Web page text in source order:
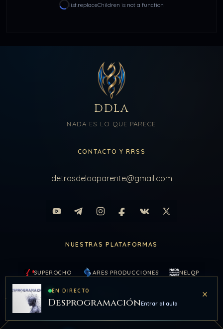
list.replaceChildren is not a function
DDLA
NADA ES LO QUE PARECE
CONTACTO Y RRSS
detrasdeloaparente@gmail.com
NUESTRAS PLATAFORMAS
SUPEROCHO ARES PRODUCCIONES NELQP
EN DIRECTO
DesprogramaciónEntrar al aula
×